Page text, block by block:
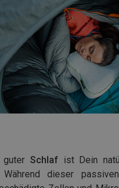
guter Schlaf ist Dein
dieser